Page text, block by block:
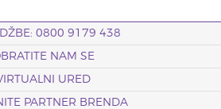
0800 9179 438
NAM SE
URED
PARTNER BRENDA